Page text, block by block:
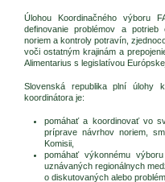
Úlohou Koordinačného výboru
definovanie problémov a
noriem a kontroly potravín,
voči ostatným krajinám a
Alimentarius s legislatívou
Slovenská republika plní úlohy
koordinátora je:
pomáhať a koordinovať vo
príprave návrhov noriem,
Komisii,
pomáhať výkonnému
uznávaných regionálnych
o diskutovaných alebo